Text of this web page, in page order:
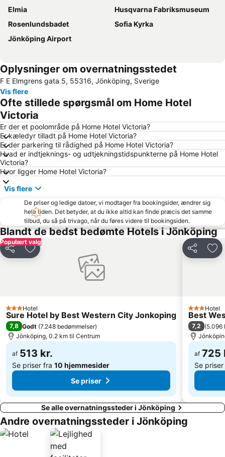
Elmia
Husqvarna Fabriksmuseum
Rosenlundsbadet
Sofia Kyrka
Jönköping Airport
Oplysninger om overnatningsstedet
F E Elmgrens gata 5, 55316, Jönköping, Sverige
Vis flere
Ofte stillede spørgsmål om Home Hotel
Victoria
Er der et poolområde på Home Hotel Victoria?
Er kæledyr tilladt på Home Hotel Victoria?
Er der parkering til rådighed på Home Hotel Victoria?
Hvad er indtjeknings- og udtjekningstidspunkterne på Home Hotel
Victoria?
Hvor ligger Home Hotel Victoria?
Vis flere
De priser og ledige datoer, vi modtager fra bookingsider, ændrer sig
hele tiden. Det betyder, at du ikke altid kan finde præcis det samme
tilbud, du så på trivago, når du føres videre til bookingsiden.
Blandt de bedst bedømte Hotels i Jönköping
Populært valg
Del Føj til favoritter
3 Stjerner
Hotel
Sure Hotel by Best Western City Jonkoping
7,8 Godt (7.248 bedømmelser)
Jönköping, 0.2 km til Centrum
af 513 kr.
Se priser fra 10 hjemmesider
Se priser
Del
3 Stjerner
Hotel
Best
7,2 (5.096
af 725
Se
Se alle overnatningssteder i Jönköping
Andre overnatningssteder i Jönköping